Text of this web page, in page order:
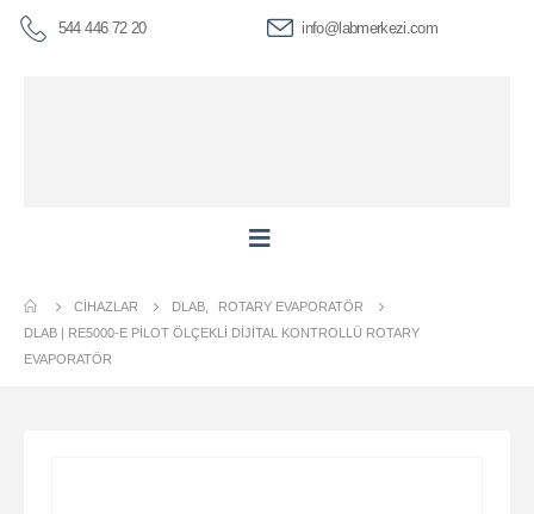
544 446 72 20 info@labmerkezi.com
CIHAZLAR DLAB
ROTARY EVAPORATÖR
DLAB | RE5000-E PILOT ÖLÇEKLI DIJITAL KONTROLLÜ ROTARY
EVAPORATÖR